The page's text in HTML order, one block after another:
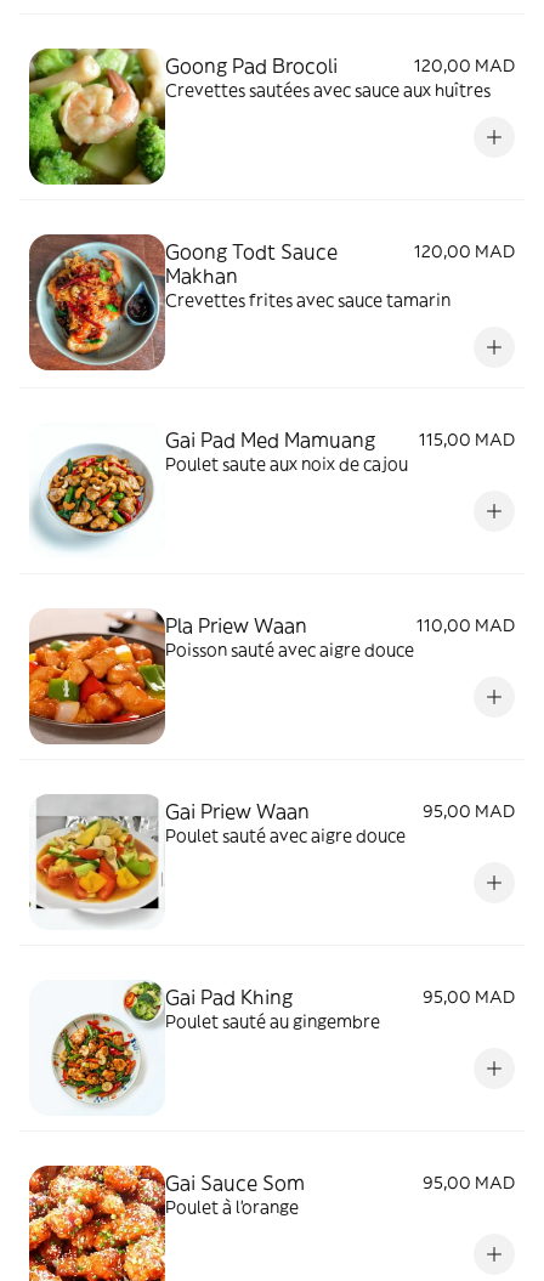
Goong Pad Brocoli
120,00 MAD
Crevettes sautées avec sauce aux huîtres
Goong Todt Sauce
Makhan
120,00 MAD
Crevettes frites avec sauce tamarin
Gai Pad Med Mamuang
115,00 MAD
Poulet saute aux noix de cajou
Pla Priew Waan
110,00 MAD
Poisson sauté avec aigre douce
Gai Priew Waan
95,00 MAD
Poulet sauté avec aigre douce
Gai Pad Khing
95,00 MAD
Poulet sauté au gingembre
Gai Sauce Som
95,00 MAD
Poulet à l'orange